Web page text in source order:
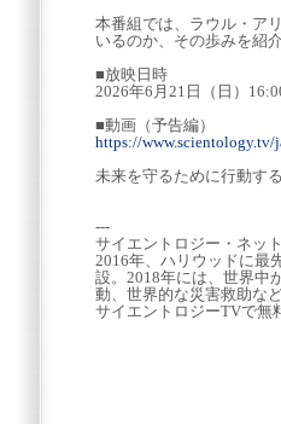
本番組では、ラウル・ア
いるのか、その歩みを紹介
■放映日時
2026年6月21日（日）
■動画（予告編）
https://www.scientology.tv/
未来を守るために行動す
---
サイエントロジー・ネッ
2016年、ハリウッドに最
設。2018年には、世界中
動、世界的な災害救助な
サイエントロジーTVで無